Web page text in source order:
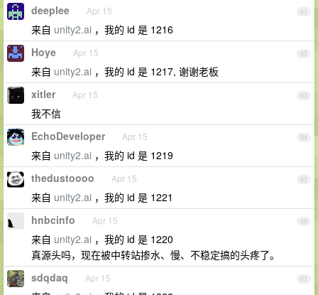
61
deeplee Apr 15
来自 unity2.ai ，我的 id 是 1216
62
Hoye Apr 15
来自 unity2.ai ，我的 id 是 1217, 谢谢老板
63
xitler Apr 15
我不信
64
EchoDeveloper Apr 15
来自 unity2.ai ，我的 id 是 1219
65
thedustoooo Apr 15
来自 unity2.ai ，我的 id 是 1221
66
hnbcinfo Apr 15
来自 unity2.ai ，我的 id 是 1220
真源头吗，现在被中转站掺水、慢、不稳定搞的头疼了。
67
sdqdaq Apr 15